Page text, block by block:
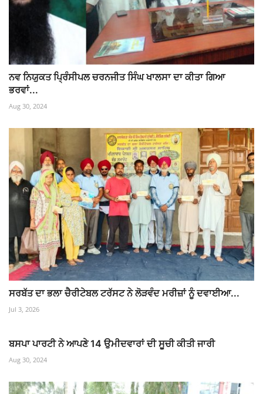
ਨਵ ਨਿਯੁਕਤ ਪ੍ਰਿੰਸੀਪਲ ਚਰਨਜੀਤ ਸਿੰਘ ਖਾਲਸਾ ਦਾ ਕੀਤਾ ਗਿਆ
ਭਰਵਾਂ...
Aug 30, 2024
ਸਰਬੱਤ ਦਾ ਭਲਾ ਚੈਰੀਟੇਬਲ ਟਰੱਸਟ ਨੇ ਲੋੜਵੰਦ ਮਰੀਜ਼ਾਂ ਨੂੰ ਦਵਾਈਆ...
Jul 3, 2026
ਬਸਪਾ ਪਾਰਟੀ ਨੇ ਆਪਣੇ 14 ਉਮੀਦਵਾਰਾਂ ਦੀ ਸੂਚੀ ਕੀਤੀ ਜਾਰੀ
Aug 30, 2024